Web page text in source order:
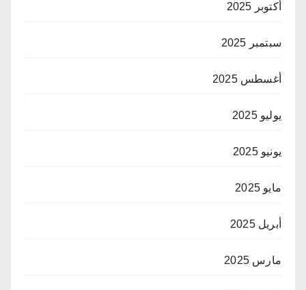
أكتوبر 2025
سبتمبر 2025
أغسطس 2025
يوليو 2025
يونيو 2025
مايو 2025
أبريل 2025
مارس 2025